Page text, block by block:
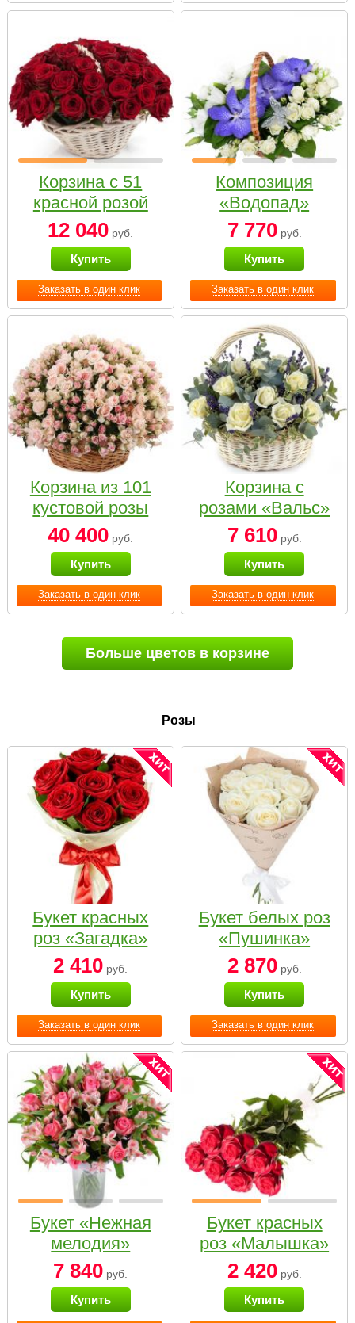
Заказать в один клик
Корзина с 51
красной розой
12 040 руб.
Купить
Заказать в один клик
Композиция
«Водопад»
7 770руб.
Купить
Заказать в один клик
Корзина из 101
кустовой розы
нежных тонов
40 400 руб.
Купить
Заказать в один клик
Корзина с
розами «Вальс»
7 610руб.
Купить
Больше цветов в корзине
Розы
Заказать в один клик
Букет красных
роз «Загадка»
2 410 руб.
Купить
Заказать в один клик
Букет белых роз
«Пушинка»
2 870руб.
Купить
Букет «Нежная
мелодия»
7 840 руб.
Купить
Букет красных
роз «Малышка»
2 420руб.
Купить